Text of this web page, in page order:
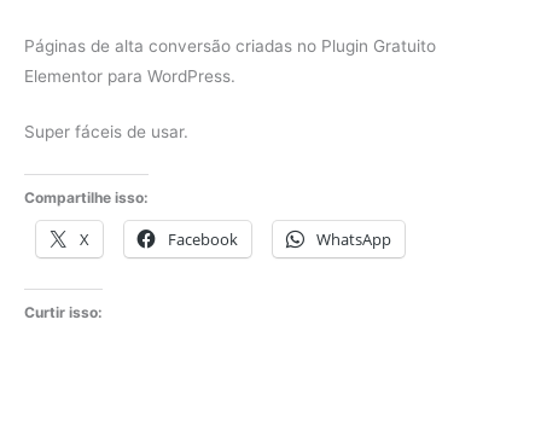
Páginas de alta conversão criadas no Plugin Gratuito
Elementor para WordPress.
Super fáceis de usar.
Compartilhe isso:
X Facebook WhatsApp
Curtir isso: